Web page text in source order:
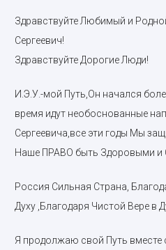
Здравствуйте Любимый и
Сергеевич!
Здравствуйте Дорогие Люди!
И.Э.У.-мой Путь,Он начался
время идут необоснованные
Сергеевича,все эти годы Мы
Наше ПРАВО быть Здоровыми и
Россия Сильная Страна,
Духу ,Благодаря Чистой Вере в
Я продолжаю свой Путь вместе